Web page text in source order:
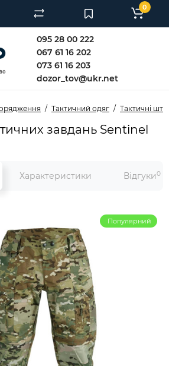
095 28 00 222
067 61 16 202
073 61 16 203
dozor_tov@ukr.net
0
Тактичний одяг Тактичні
завдань Sentinel
Характеристики Відгуки0
Популярний